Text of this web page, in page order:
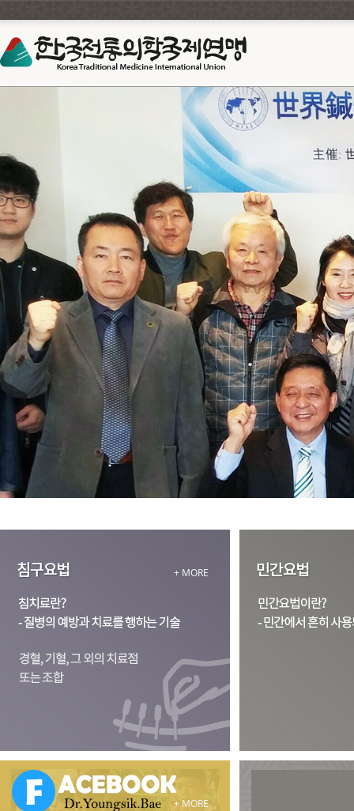
+ MORE
+ MORE